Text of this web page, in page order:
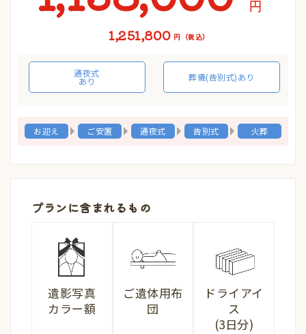
円
1,251,800 円（税込）
通夜式
あり 葬儀(告別式)あり
お迎え ご安置 通夜式 告別式 火葬
プランに含まれるもの
遺影写真
カラー額
ご遺体用布
団
ドライアイ
ス
(3日分)